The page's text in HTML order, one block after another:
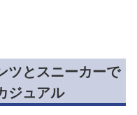
ツとスニーカーで
ジュアル